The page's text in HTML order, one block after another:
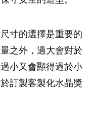
寸的選擇是重要的
之外，過大會對於
小又會顯得過於小
訂製客製化水晶獎